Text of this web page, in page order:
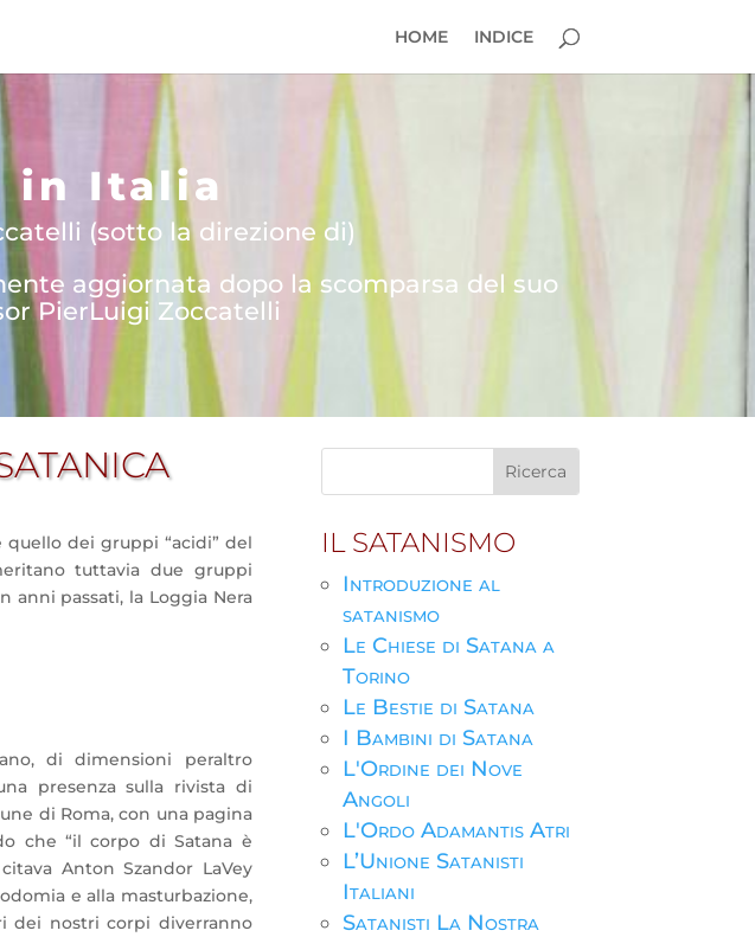
HOME INDICE
in Italia
(sotto la direzione di)
aggiornata dopo la scomparsa del suo
PierLuigi Zoccatelli
dei gruppi “acidi” del
tuttavia due gruppi
anni passati, la Loggia Nera
di dimensioni peraltro
presenza sulla rivista di
di Roma, con una pagina
che “il corpo di Satana è
Anton Szandor LaVey
e alla masturbazione,
dei nostri corpi diverranno
IL SATANISMO
Introduzione al
satanismo
Le Chiese di Satana a
Torino
Le Bestie di Satana
I Bambini di Satana
L'Ordine dei Nove
Angoli
L'Ordo Adamantis Atri
L’Unione Satanisti
Italiani
Satanisti La Nostra